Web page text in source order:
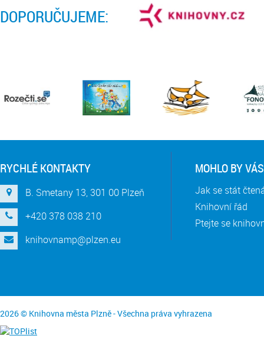
DOPORUČUJEME:
RYCHLÉ KONTAKTY
B. Smetany 13, 301 00 Plzeň
+420 378 038 210
knihovnamp@plzen.eu
MOHLO BY
Jak se stát
Knihovní řád
Ptejte se
2026 © Knihovna města Plzně - Všechna práva vyhrazena